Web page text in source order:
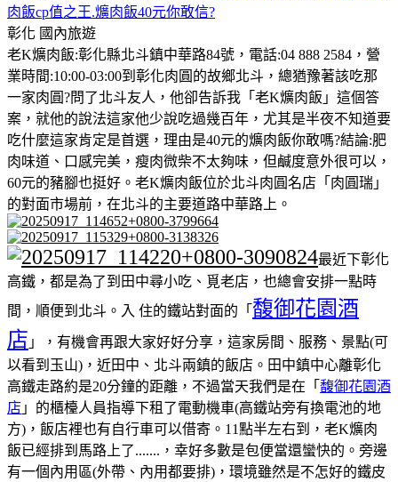
肉飯cp值之王.爌肉飯40元你敢信?
彰化 國內旅遊
老K爌肉飯:彰化縣北斗鎮中華路84號，電話:04 888 2584，營
業時間:10:00-03:00到彰化肉圓的故鄉北斗，總猶豫著該吃那
一家肉圓?問了北斗友人，他卻告訴我「老K爌肉飯」這個答
案，就他的說法這家他少說吃過幾百年，尤其是半夜不知道要
吃什麼這家肯定是首選，理由是40元的爌肉飯你敢嗎?結論:肥
肉味道、口感完美，瘦肉微柴不太夠味，但鹹度意外很可以，
60元的豬腳也挺好。老K爌肉飯位於北斗肉圓名店「肉圓瑞」
的對面市場前，在北斗的主要道路中華路上。
最近下彰化
高鐵，都是為了到田中尋小吃、覓老店，也總會安排一點時
間，順便到北斗。入 住的鐵站對面的「 馥御花園酒
店 」，有機會再跟大家好好分享，這家房間、服務、景點(可
以看到玉山)，近田中、北斗兩鎮的飯店。田中鎮中心離彰化
高鐵走路約是20分鐘的距離，不過當天我們是在「 馥御花園酒
店 」的櫃檯人員指導下租了電動機車(高鐵站旁有換電池的地
方)，飯店裡也有自行車可以借寄。 11點半左右到，老K爌肉
飯已經排到馬路上了.......，幸好多數是包便當還蠻快的。 旁邊
有一個內用區(外帶、內用都要排)，環境雖然是不怎好的鐵皮